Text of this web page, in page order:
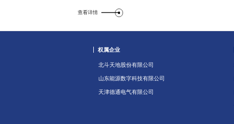
查看详情
权属企业
北斗天地股份有限公司
山东能源数字科技有限公司
天津德通电气有限公司